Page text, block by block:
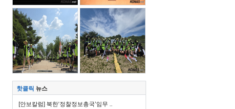
핫클릭 뉴스
[안보칼럼] 북한‘정찰정보총국’임무 ..